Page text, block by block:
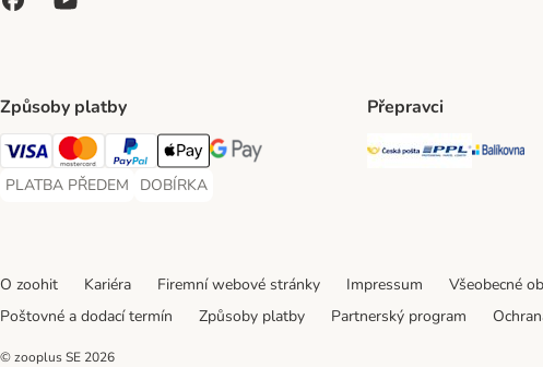
Způsoby platby
Visa Payment Method
Mastercard Payment Method
PayPal Payment Method
Apple pay Payment Method
GooglePay Payment Method
PLATBA PŘEDEM
PLATBA PŘEDEM Payment Method
DOBÍRKA
DOBÍRKA Payment Method
Přepravci
Česká pošta
PPL
O zoohit Kariéra Firemní webové stránky Impressum Všeobecné
Poštovné a dodací termín
Způsoby platby Partnerský program
© zooplus SE 2026